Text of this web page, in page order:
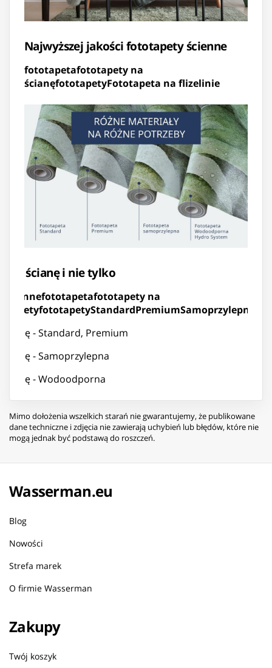
Najwyższej jakości fototapety ścienne
fototapetafototapety na
ścianęfototapetyFototapeta na flizelinie
na ścianę i nie tylko
ściennefototapetafototapety na
fototapetyStandardPremiumSamoprzylepną
- Standard, Premium
- Samoprzylepna
- Wodoodporna
Mimo dołożenia wszelkich starań nie gwarantujemy, że publikowane
dane techniczne i zdjęcia nie zawierają uchybień lub błędów, które nie
mogą jednak być podstawą do roszczeń.
Wasserman.eu
Blog
Nowości
Strefa marek
O firmie Wasserman
Zakupy
Twój koszyk